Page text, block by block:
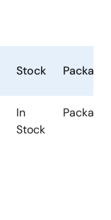
Stock Package
In
Stock
Package